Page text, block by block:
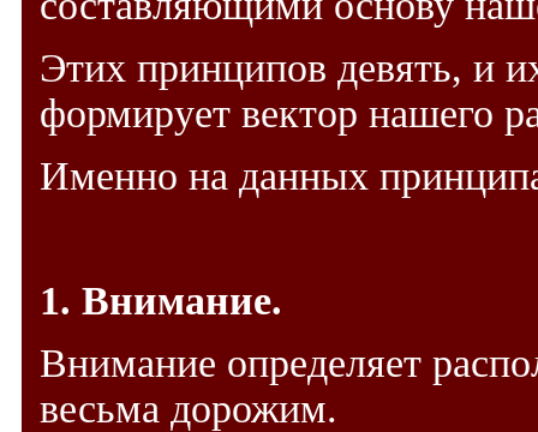
Этих принципов девять, и
формирует вектор нашего
Именно на данных
1. Внимание.
Внимание определяет
весьма дорожим.